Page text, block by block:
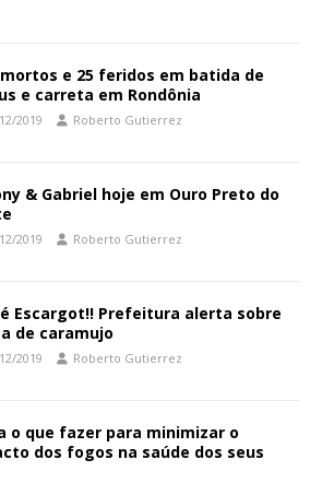
mortos e 25 feridos em batida de
e carreta em Rondônia
2019 Roberto Gutierrez
& Gabriel hoje em Ouro Preto do
2019 Roberto Gutierrez
Escargot!! Prefeitura alerta sobre
de caramujo
2019 Roberto Gutierrez
o que fazer para minimizar o
dos fogos na saúde dos seus